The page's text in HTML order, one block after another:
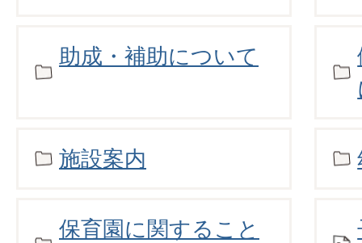
助成・補助について
施設案内
保育園に関すること